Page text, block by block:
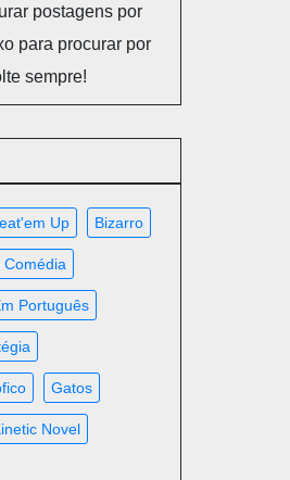
postagens por
para procurar por
sempre!
Up Bizarro
Comédia
Português
Gatos
Novel